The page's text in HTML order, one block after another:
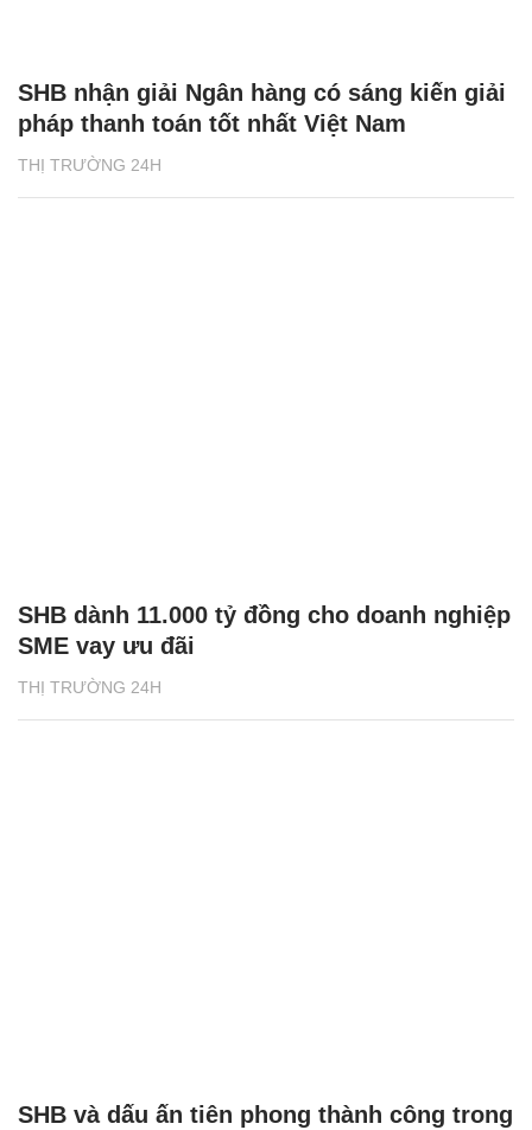
THỊ TRƯỜNG 24H
SHB nhận giải Ngân hàng có sáng kiến giải
pháp thanh toán tốt nhất Việt Nam
THỊ TRƯỜNG 24H
SHB dành 11.000 tỷ đồng cho doanh nghiệp
SME vay ưu đãi
SHB và dấu ấn tiên phong thành công trong